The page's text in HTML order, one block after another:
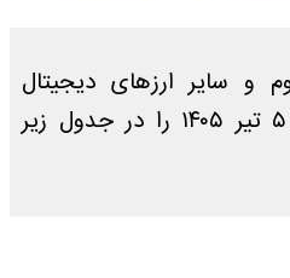
و سایر ارز‌های دیجیتال
(رمزارزها) امروز جمعه ۵ تیر ۱۴۰۵ را در جدول زیر